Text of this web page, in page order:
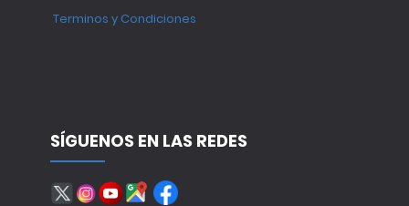
Terminos y Condiciones
SÍGUENOS EN LAS REDES